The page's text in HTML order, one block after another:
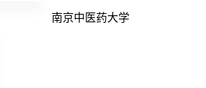
南京中医药大学